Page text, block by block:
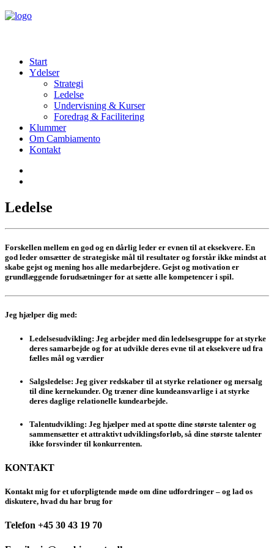
Start
Ydelser
Strategi
Ledelse
Undervisning & Kurser
Foredrag & Facilitering
Klummer
Om Cambiamento
Kontakt
Ledelse
Forskellen mellem en god og en dårlig leder er evnen til at eksekvere. En
god leder omsætter de strategiske mål til resultater og forstår ikke mindst at
skabe gejst og mening hos alle medarbejdere. Gejst og motivation er
grundlæggende forudsætninger for at sætte alle kompetencer i spil.
Jeg hjælper dig med:
Ledelsesudvikling: Jeg arbejder med din ledelsesgruppe for at styrke
deres samarbejde og for at udvikle deres evne til at eksekvere ud fra
fælles mål og værdier
Salgsledelse: Jeg giver redskaber til at styrke relationer og mersalg
til dine kernekunder. Og træner dine kundeansvarlige i at styrke
deres daglige relationelle kundearbejde.
Talentudvikling: Jeg hjælper med at spotte dine største talenter og
sammensætter et attraktivt udviklingsforløb, så dine største talenter
ikke forsvinder til konkurrenten.
KONTAKT
Kontakt mig for et uforpligtende møde om dine udfordringer – og lad os
diskutere, hvad du har brug for
Telefon +45 30 43 19 70